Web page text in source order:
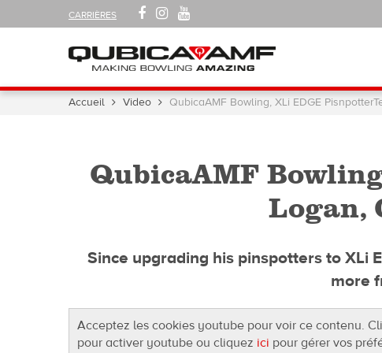
CARRIÈRES
SUIVEZ-
NOUS
FACEBOOKINSTAGRAM
Navigation
Vous
Accueil Video QubicaAMF Bowling, XLi EDGE
QubicaAMF
Logan,
Since upgrading his pinspotters to XLi
more
Acceptez les cookies youtube pour voir ce contenu.
pour activer youtube ou cliquez ici pour gérer vos